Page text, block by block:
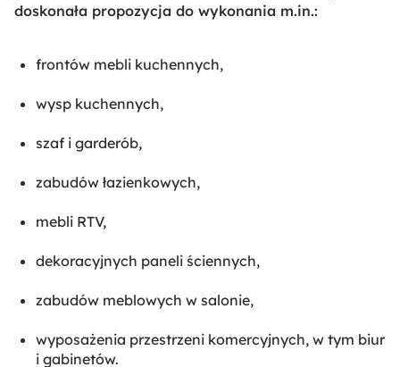
doskonała propozycja do wykonania m.in.:
frontów mebli kuchennych,
wysp kuchennych,
szaf i garderób,
zabudów łazienkowych,
mebli RTV,
dekoracyjnych paneli ściennych,
zabudów meblowych w salonie,
wyposażenia przestrzeni komercyjnych, w tym biur
i gabinetów.